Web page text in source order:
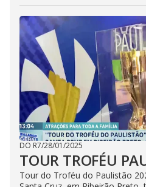
DO R7/28/01/2025
TOUR TROFÉU
Tour do Troféu do Paulistão